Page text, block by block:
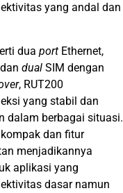
yang andal dan
dua port Ethernet,
dual SIM dengan
, RUT200
yang stabil dan
dalam berbagai situasi.
dan fitur
menjadikannya
aplikasi yang
dasar namun